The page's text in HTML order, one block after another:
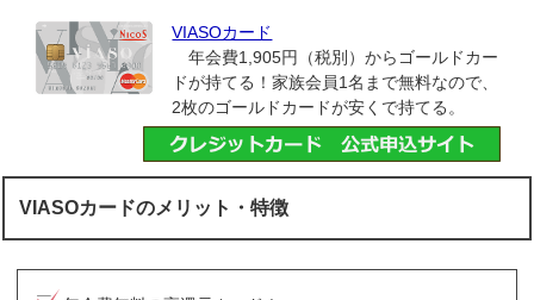
VIASOカード
年会費1,905円（税別）からゴールドカー
ドが持てる！家族会員1名まで無料なので、
2枚のゴールドカードが安くで持てる。
VIASOカードのメリット・特徴